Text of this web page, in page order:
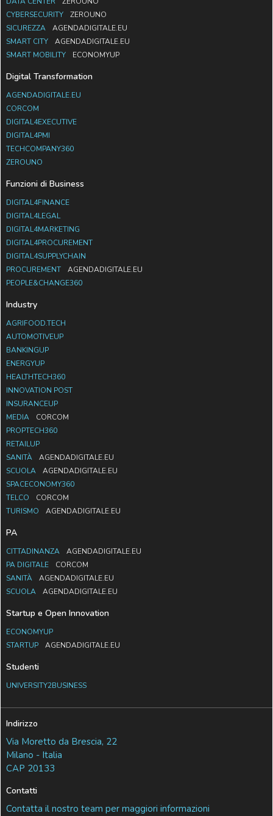
CYBERSECURITY
ZEROUNO
SICUREZZA
AGENDADIGITALE.EU
SMART CITY
AGENDADIGITALE.EU
SMART MOBILITY
ECONOMYUP
Digital Transformation
AGENDADIGITALE.EU
CORCOM
DIGITAL4EXECUTIVE
DIGITAL4PMI
TECHCOMPANY360
ZEROUNO
Funzioni di Business
DIGITAL4FINANCE
DIGITAL4LEGAL
DIGITAL4MARKETING
DIGITAL4PROCUREMENT
DIGITAL4SUPPLYCHAIN
PROCUREMENT
AGENDADIGITALE.EU
PEOPLE&CHANGE360
Industry
AGRIFOOD.TECH
AUTOMOTIVEUP
BANKINGUP
ENERGYUP
HEALTHTECH360
INNOVATION POST
INSURANCEUP
MEDIA
CORCOM
PROPTECH360
RETAILUP
SANITÀ
AGENDADIGITALE.EU
SCUOLA
AGENDADIGITALE.EU
SPACECONOMY360
TELCO
CORCOM
TURISMO
AGENDADIGITALE.EU
PA
CITTADINANZA
AGENDADIGITALE.EU
PA DIGITALE
CORCOM
SANITÀ
AGENDADIGITALE.EU
SCUOLA
AGENDADIGITALE.EU
Startup e Open Innovation
ECONOMYUP
STARTUP
AGENDADIGITALE.EU
Studenti
UNIVERSITY2BUSINESS
Indirizzo
Via Moretto da Brescia, 22
Milano - Italia
CAP 20133
Contatti
Contatta il nostro team per maggiori informazioni